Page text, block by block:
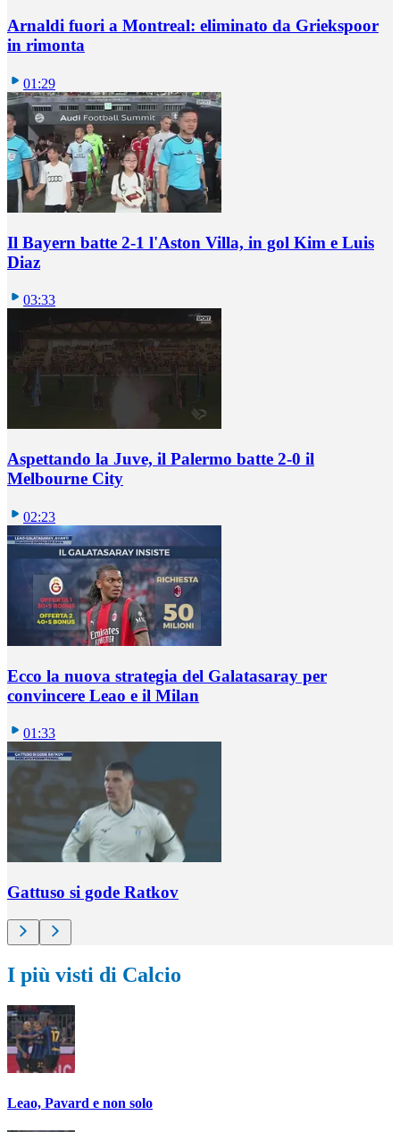
Arnaldi fuori a Montreal: eliminato da Griekspoor
in rimonta
01:29
Il Bayern batte 2-1 l'Aston Villa, in gol Kim e Luis
Diaz
03:33
Aspettando la Juve, il Palermo batte 2-0 il
Melbourne City
02:23
Ecco la nuova strategia del Galatasaray per
convincere Leao e il Milan
01:33
Gattuso si gode Ratkov
I più visti di Calcio
Leao, Pavard e non solo